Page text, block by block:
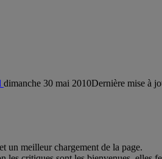
dimanche 30 mai 2010Dernière mise à
un meilleur chargement de la page.